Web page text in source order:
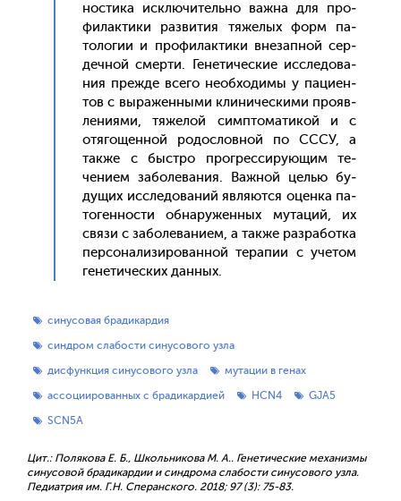
ности­ка ис­клю­читель­но важ­на для про­
филак­ти­ки раз­ви­тия тя­желых форм па­
толо­гии и про­филак­ти­ки вне­зап­ной сер­
дечной смер­ти. Ге­нети­чес­кие ис­сле­дова­
ния преж­де все­го не­об­хо­димы у па­ци­ен­
тов с вы­ражен­ны­ми кли­ничес­ки­ми про­яв­
ле­ни­ями, тя­желой сим­пто­мати­кой и с
отя­гощен­ной ро­дос­ловной по СССУ, а
так­же с быс­тро прог­ресси­ру­ющим те­
чени­ем за­боле­вания. Важ­ной целью бу­
дущих ис­сле­дова­ний яв­ля­ют­ся оцен­ка па­
тоген­ности об­на­ружен­ных му­таций, их
свя­зи с за­боле­вани­ем, а так­же раз­ра­бот­ка
пер­со­нали­зиро­ван­ной те­рапии с уче­том
ге­нети­чес­ких дан­ных.
синусовая брадикардия
синдром слабости синусового узла
дисфункция синусового узла
мутации в генах
ассоциированных с брадикардией
HCN4
GJA5
SCN5A
Цит.: Полякова Е. Б., Школьникова М. А.. Генетические механизмы
синусовой брадикардии и синдрома слабости синусового узла.
Педиатрия им. Г.Н. Сперанского. 2018; 97 (3): 75-83.